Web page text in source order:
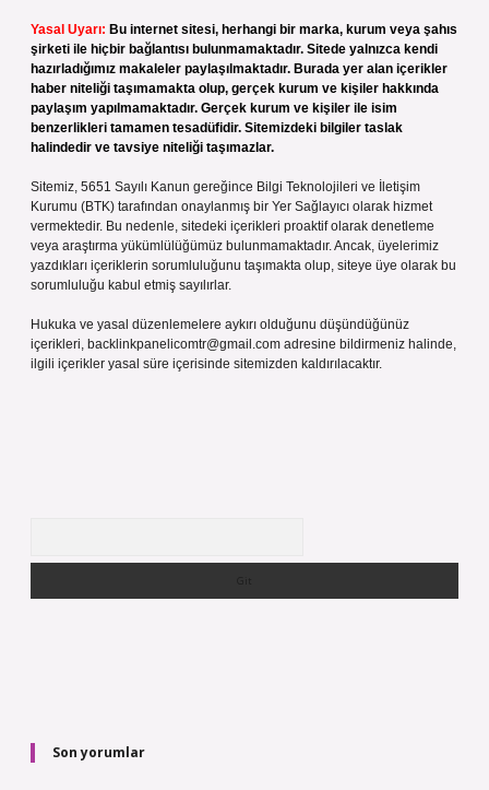
Yasal Uyarı: Bu internet sitesi, herhangi bir marka, kurum veya şahıs
şirketi ile hiçbir bağlantısı bulunmamaktadır. Sitede yalnızca kendi
hazırladığımız makaleler paylaşılmaktadır. Burada yer alan içerikler
haber niteliği taşımamakta olup, gerçek kurum ve kişiler hakkında
paylaşım yapılmamaktadır. Gerçek kurum ve kişiler ile isim
benzerlikleri tamamen tesadüfidir. Sitemizdeki bilgiler taslak
halindedir ve tavsiye niteliği taşımazlar.
Sitemiz, 5651 Sayılı Kanun gereğince Bilgi Teknolojileri ve İletişim
Kurumu (BTK) tarafından onaylanmış bir Yer Sağlayıcı olarak hizmet
vermektedir. Bu nedenle, sitedeki içerikleri proaktif olarak denetleme
veya araştırma yükümlülüğümüz bulunmamaktadır. Ancak, üyelerimiz
yazdıkları içeriklerin sorumluluğunu taşımakta olup, siteye üye olarak bu
sorumluluğu kabul etmiş sayılırlar.
Hukuka ve yasal düzenlemelere aykırı olduğunu düşündüğünüz
içerikleri, backlinkpanelicomtr@gmail.com adresine bildirmeniz halinde,
ilgili içerikler yasal süre içerisinde sitemizden kaldırılacaktır.
Son yorumlar